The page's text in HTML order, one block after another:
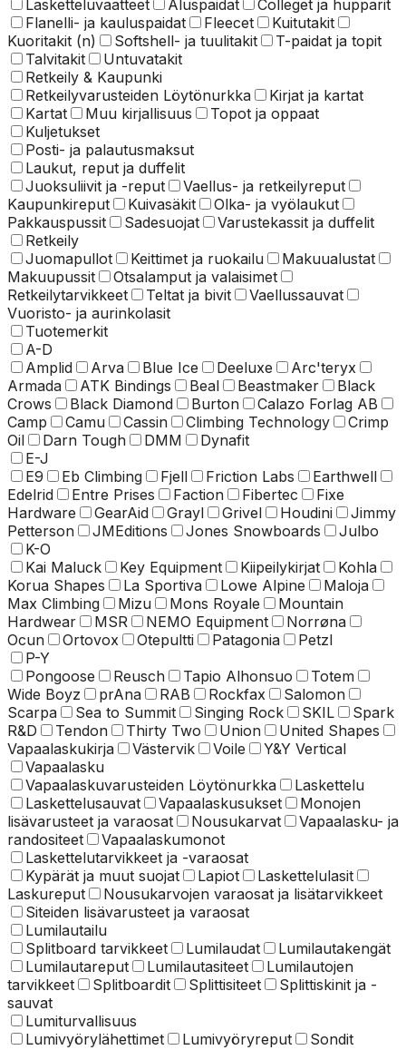
Lasketteluvaatteet
Aluspaidat
Colleget ja hupparit
Flanelli- ja kauluspaidat
Fleecet
Kuitutakit
Kuoritakit (n)
Softshell- ja tuulitakit
T-paidat ja topit
Talvitakit
Untuvatakit
Retkeily & Kaupunki
Retkeilyvarusteiden Löytönurkka
Kirjat ja kartat
Kartat
Muu kirjallisuus
Topot ja oppaat
Kuljetukset
Posti- ja palautusmaksut
Laukut, reput ja duffelit
Juoksuliivit ja -reput
Vaellus- ja retkeilyreput
Kaupunkireput
Kuivasäkit
Olka- ja vyölaukut
Pakkauspussit
Sadesuojat
Varustekassit ja duffelit
Retkeily
Juomapullot
Keittimet ja ruokailu
Makuualustat
Makuupussit
Otsalamput ja valaisimet
Retkeilytarvikkeet
Teltat ja bivit
Vaellussauvat
Vuoristo- ja aurinkolasit
Tuotemerkit
A-D
Amplid
Arva Blue Ice Deeluxe
Arc'teryx
Armada
ATK Bindings Beal Beastmaker
Black
Crows
Black Diamond Burton
Calazo Forlag AB
Camp
Camu Cassin Climbing Technology
Crimp
Oil
Darn Tough DMM
Dynafit
E-J
E9
Eb Climbing Fjell Friction Labs
Earthwell
Edelrid
Entre Prises Faction Fibertec
Fixe
Hardware
GearAid Grayl Grivel Houdini
Jimmy
Petterson
JMEditions Jones Snowboards
Julbo
K-O
Kai Maluck
Key Equipment Kiipeilykirjat
Kohla
Korua Shapes
La Sportiva Lowe Alpine
Maloja
Max Climbing
Mizu Mons Royale
Mountain
Hardwear
MSR NEMO Equipment
Norrøna
Ocun
Ortovox Otepultti Patagonia
Petzl
P-Y
Pongoose
Reusch Tapio Alhonsuo
Totem
Wide Boyz
prAna RAB Rockfax
Salomon
Scarpa
Sea to Summit Singing Rock SKIL
Spark
R&D
Tendon Thirty Two Union
United Shapes
Vapaalaskukirja
Västervik Voile
Y&Y Vertical
Vapaalasku
Vapaalaskuvarusteiden Löytönurkka
Laskettelu
Laskettelusauvat
Vapaalaskusukset
Monojen
lisävarusteet ja varaosat
Nousukarvat
Vapaalasku- ja
randositeet
Vapaalaskumonot
Laskettelu­tarvikkeet ja -varaosat
Kypärät ja muut suojat
Lapiot
Laskettelulasit
Laskureput
Nousukarvojen varaosat ja lisätarvikkeet
Siteiden lisävarusteet ja varaosat
Lumilautailu
Splitboard tarvikkeet
Lumilaudat
Lumilautakengät
Lumilautareput
Lumilautasiteet
Lumilautojen
tarvikkeet
Splitboardit Splittisiteet
Splittiskinit ja -
sauvat
Lumiturvallisuus
Lumivyörylähettimet
Lumivyöryreput Sondit